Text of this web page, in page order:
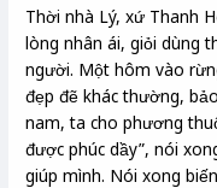
Thời nhà Lý, xứ Thanh
lòng nhân ái, giỏi dùng
người. Một hôm vào
đẹp đẽ khác thường,
nam, ta cho phương
được phúc dầy”, nói
giúp mình. Nói xong